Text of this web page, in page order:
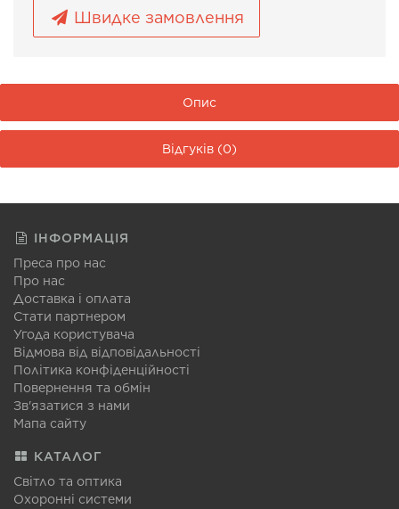
Швидке замовлення
Опис
Відгуків (0)
ІНФОРМАЦІЯ
Преса про нас
Про нас
Доставка і оплата
Стати партнером
Угода користувача
Відмова від відповідальності
Політика конфіденційності
Повернення та обмін
Зв'язатися з нами
Мапа сайту
КАТАЛОГ
Світло та оптика
Охоронні системи